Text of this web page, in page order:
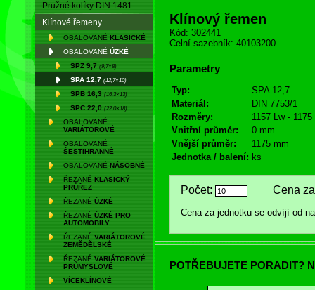
Pružné kolíky DIN 1481
Klínové řemeny
OBALOVANÉ KLASICKÉ
OBALOVANÉ ÚZKÉ
SPZ 9,7 (9,7×8)
SPA 12,7 (12,7×10)
SPB 16,3 (16,3×13)
SPC 22,0 (22,0×18)
OBALOVANÉ
VARIÁTOROVÉ
OBALOVANÉ
ŠESTIHRANNÉ
OBALOVANÉ NÁSOBNÉ
ŘEZANÉ KLASICKÝ
PRŮŘEZ
ŘEZANÉ ÚZKÉ
ŘEZANÉ ÚZKÉ PRO
AUTOMOBILY
ŘEZANÉ VARIÁTOROVÉ
ZEMĚDĚLSKÉ
ŘEZANÉ VARIÁTOROVÉ
PRŮMYSLOVÉ
VÍCEKLÍNOVÉ
Klínový řemen
Kód: 302441
Celní sazebník: 40103200
Parametry
Typ:
SPA 12,7
Materiál:
DIN 7753/1
Rozměry:
1157 Lw - 1175
Vnitřní průměr:
0 mm
Vnější průměr:
1175 mm
Jednotka / balení: ks
Počet: Cena za
Cena za jednotku se odvíjí od
POTŘEBUJETE PORADIT?